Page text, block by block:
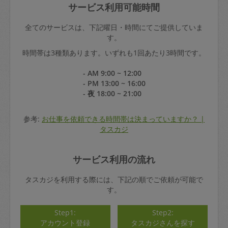
サービス利用可能時間
全てのサービスは、下記曜日・時間にてご提供していま
す。
時間帯は3種類あります。いずれも1回あたり3時間です。
- AM 9:00 ~ 12:00
- PM 13:00 ~ 16:00
- 夜 18:00 ~ 21:00
参考: お仕事を依頼できる時間帯は決まっていますか？ |
タスカジ
サービス利用の流れ
タスカジを利用する際には、下記の順でご依頼が可能で
す。
Step1:
アカウント登録
Step2:
タスカジさんを探す